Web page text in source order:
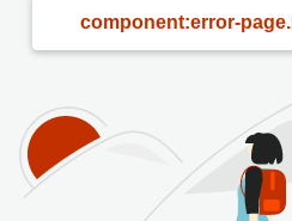
component:error-